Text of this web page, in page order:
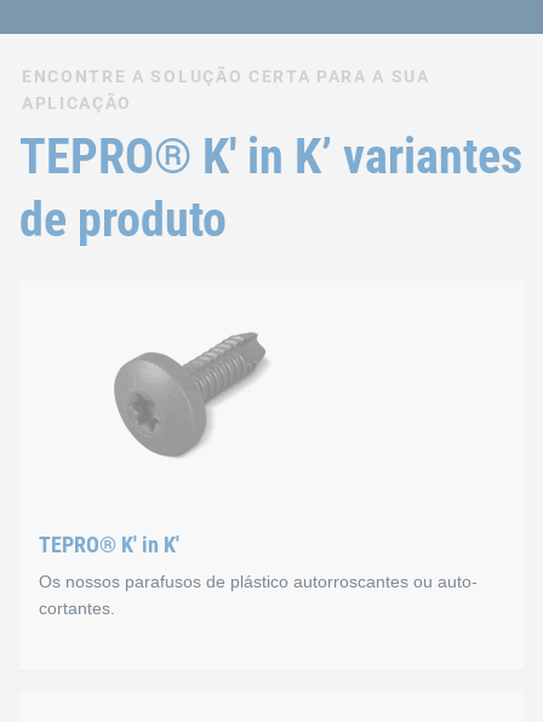
ENCONTRE A SOLUÇÃO CERTA PARA A SUA
APLICAÇÃO
TEPRO® K' in K’ variantes
de produto
TEPRO® K' in K'
Os nossos parafusos de plástico autorroscantes ou auto-
cortantes.